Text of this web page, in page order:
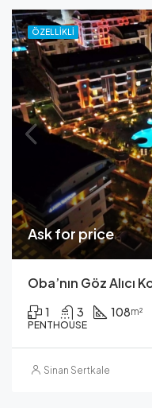
ÖZELLIKLI
Ask for price
Oba’nın Göz Alıcı
1 3 108m²
PENTHOUSE
Sinan Sertkale